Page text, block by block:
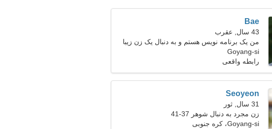
Bae
43 سال, عقرب
من یک برنامه نویس هستم و به دنبال یک زن زیبا
هستم
Goyang-si
رابطه واقعی
Seoyeon
31 سال, ثور
زن مجرد به دنبال شوهر 37-41
Goyang-si، کره جنوبی